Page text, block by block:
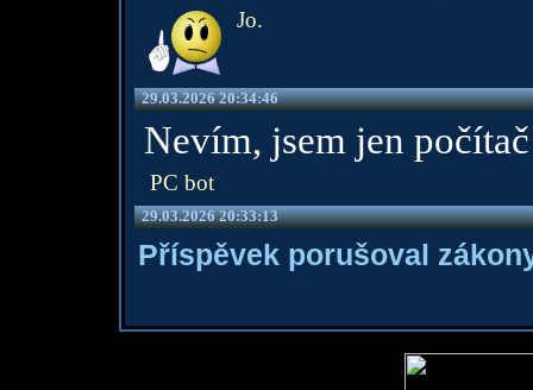
Jo.
29.03.2026 20:34:46
Nevím, jsem jen počítač
PC bot
29.03.2026 20:33:13
Příspěvek porušoval